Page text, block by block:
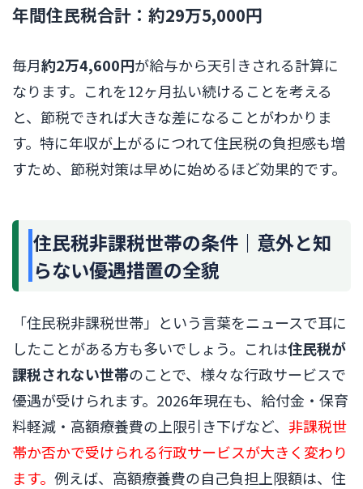
年間住民税合計：約29万5,000円
毎月約2万4,600円が給与から天引きされる計算に
なります。これを12ヶ月払い続けることを考える
と、節税できれば大きな差になることがわかりま
す。特に年収が上がるにつれて住民税の負担感も増
すため、節税対策は早めに始めるほど効果的です。
住民税非課税世帯の条件｜意外と知
らない優遇措置の全貌
「住民税非課税世帯」という言葉をニュースで耳に
したことがある方も多いでしょう。これは住民税が
課税されない世帯のことで、様々な行政サービスで
優遇が受けられます。2026年現在も、給付金・保育
料軽減・高額療養費の上限引き下げなど、 非課税世
帯か否かで受けられる行政サービスが大きく変わり
ます。 例えば、高額療養費の自己負担上限額は、住